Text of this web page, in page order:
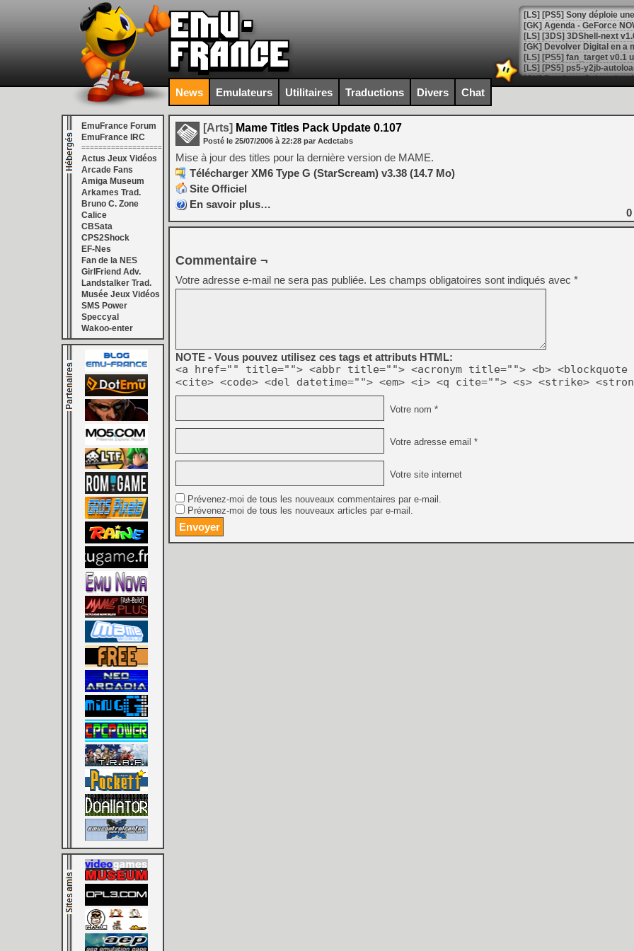
[GK] Agenda - GeForce
[GK] Devolver Digital en a
[LS] [PS5] ps5-y2jb-
[GK] Pourquoi Marvel
[GK] Test : Restory : Chill
[GK] GTA 6 : Rockstar
[GK] Hot Wheels Infinite
[GK] Mémoire cash -
[GK] Résultats Nintendo :
[GK] Déjà des
[Mo5] Brickboy cherche à
[GK] Minecraft et ses «
[GK] Beast of
[GK] Ubisoft : fin de partie
[GK] Mémoire cash -
[GK] Dan Houser (GTA)
[GK] Comment EA Sports
[GK] Crimson Moon : un
[GK] Isle of Reveries : le
[GK] Moonlighter 2 : The
[GK] Capcom relance
[Mo5] Deux inédits du
[GK] Le beat'em up The
[GK] Endless Legend 2 :
[LS] [PS5] Le WebKit
[GK] Oubliez Crazy Taxi,
[LS] [Switch] NSZ 5.0.0
[GK] No More Room in
News Emulateurs Utilitaires Traductions Divers Chat
EmuFrance Forum
EmuFrance IRC
===================
Actus Jeux Vidéos
Arcade Fans
Amiga Museum
Arkames Trad.
Bruno C. Zone
Calice
CBSata
CPS2Shock
EF-Nes
Fan de la NES
GirlFriend Adv.
Landstalker Trad.
Musée Jeux Vidéos
SMS Power
Speccyal
Wakoo-enter
[Arts] Mame Titles Pack Update 0.107
Posté le 25/07/2006 à 22:28 par Acdctabs
Mise à jour des titles pour la dernière version de MAME.
Télécharger XM6 Type G (StarScream) v3.38 (14.7 Mo)
Site Officiel
En savoir plus…
0
Commentaire ¬
Votre adresse e-mail ne sera pas publiée. Les champs obligatoires sont indiqués avec *
NOTE - Vous pouvez utilisez ces tags et attributs HTML:
<a href="" title=""> <abbr title=""> <acronym title=""> <b> <blockquote
<cite> <code> <del datetime=""> <em> <i> <q cite=""> <s> <strike>
Votre nom *
Votre adresse email *
Votre site internet
Prévenez-moi de tous les nouveaux commentaires par e-mail.
Prévenez-moi de tous les nouveaux articles par e-mail.